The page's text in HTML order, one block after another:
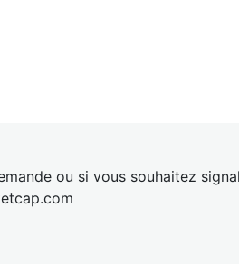
ou si vous souhaitez
cap.com